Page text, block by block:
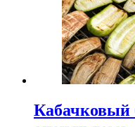
Кабачковый